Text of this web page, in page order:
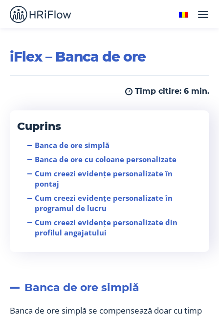
iFlex – Banca de ore
Timp citire: 6 min.
Cuprins
Banca de ore simplă
Banca de ore cu coloane personalizate
Cum creezi evidențe personalizate în
pontaj
Cum creezi evidențe personalizate în
programul de lucru
Cum creezi evidențe personalizate din
profilul angajatului
Cum adaugi evenimentul de compensare
Banca de ore simplă
Banca de ore simplă se compensează doar cu timp